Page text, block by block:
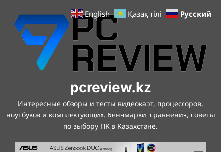
содержимому
pcreview.kz
Интересные обзоры и тесты видеокарт, процессоров,
ноутбуков и комплектующих. Бенчмарки, сравнения, советы
по выбору ПК в Казахстане.
English Қазақ тілі Русский